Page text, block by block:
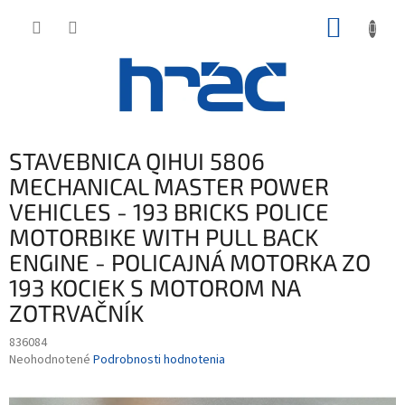
STAVEBNICA QIHUI 5806
MECHANICAL MASTER POWER
VEHICLES - 193 BRICKS POLICE
MOTORBIKE WITH PULL BACK
ENGINE - POLICAJNÁ MOTORKA ZO
193 KOCIEK S MOTOROM NA
ZOTRVAČNÍK
836084
Priemerné
produktu
Neohodnotené Podrobnosti hodnotenia